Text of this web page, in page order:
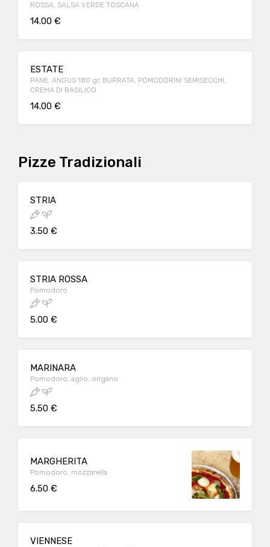
ROSSA, SALSA VERDE TOSCANA
14.00 €
ESTATE
PANE, ANGUS 180 gr, BURRATA, POMODORINI SEMISECCHI,
CREMA DI BASILICO
14.00 €
Pizze Tradizionali
STRIA
3.50 €
STRIA ROSSA
Pomodoro
5.00 €
MARINARA
Pomodoro, aglio, origano
5.50 €
MARGHERITA
Pomodoro, mozzarella
6.50 €
VIENNESE